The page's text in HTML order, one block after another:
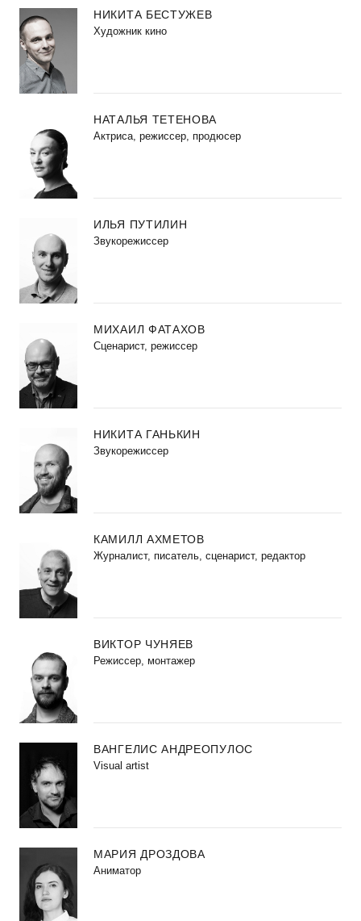
НИКИТА БЕСТУЖЕВ
Художник кино
НАТАЛЬЯ ТЕТЕНОВА
Актриса, режиссер, продюсер
ИЛЬЯ ПУТИЛИН
Звукорежиссер
МИХАИЛ ФАТАХОВ
Cценарист, режиссер
НИКИТА ГАНЬКИН
Звукорежиссер
КАМИЛЛ АХМЕТОВ
Журналист, писатель, сценарист, редактор
ВИКТОР ЧУНЯЕВ
Режиссер, монтажер
ВАНГЕЛИС АНДРЕОПУЛОС
Visual artist
МАРИЯ ДРОЗДОВА
Аниматор